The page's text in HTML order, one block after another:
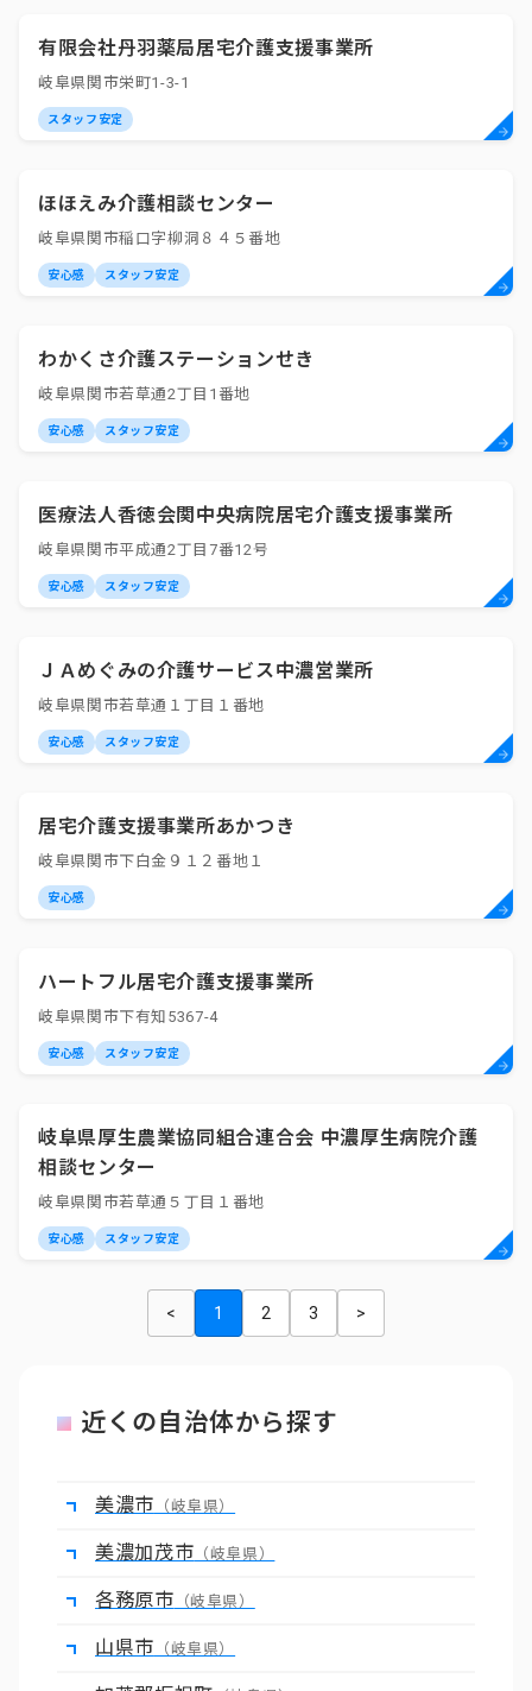
有限会社丹羽薬局居宅介護支援事業所
岐阜県関市栄町1-3-1
スタッフ安定
ほほえみ介護相談センター
岐阜県関市稲口字柳洞８４５番地
安心感 スタッフ安定
わかくさ介護ステーションせき
岐阜県関市若草通2丁目1番地
安心感 スタッフ安定
医療法人香徳会関中央病院居宅介護支援事業所
岐阜県関市平成通2丁目7番12号
安心感 スタッフ安定
ＪＡめぐみの介護サービス中濃営業所
岐阜県関市若草通１丁目１番地
安心感 スタッフ安定
居宅介護支援事業所あかつき
岐阜県関市下白金９１２番地１
安心感
ハートフル居宅介護支援事業所
岐阜県関市下有知5367-4
安心感 スタッフ安定
岐阜県厚生農業協同組合連合会 中濃厚生病院介護
相談センター
岐阜県関市若草通５丁目１番地
安心感 スタッフ安定
< 1 2 3 >
近くの自治体から探す
美濃市 （岐阜県）
美濃加茂市 （岐阜県）
各務原市 （岐阜県）
山県市 （岐阜県）